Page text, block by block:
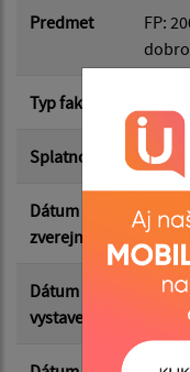
Suma od:
Suma do:
Filtrovať
Predmet
FP:
Typ faktúry
Splatnosť
Dátum
zverejnenia
Dátum
vystavenia